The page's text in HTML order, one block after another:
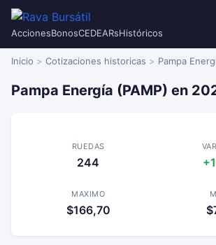
AccionesBonosCEDEARsHistóricos
Inicio Cotizaciones historicas Pampa
Pampa Energía (PAMP) en
RUEDAS
244
MAXIMO
$166,70